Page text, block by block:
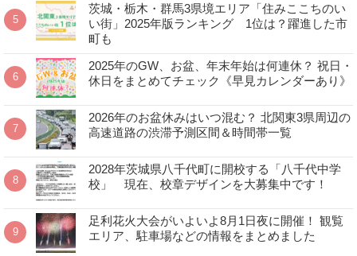
茨城・栃木・群馬3県境エリア「住みここちのい
い街」2025年版ランキング 1位は？躍進した市
町も
2025年のGW、お盆、年末年始は何連休？ 祝日・
休日をまとめてチェック《早見カレンダーあり》
2026年のお盆休みはいつ混む？ 北関東3県周辺の
高速道路の渋滞予測区間＆時間帯一覧
2028年茨城県八千代町に開校する「八千代中学
校」 現在、校章デザインを大募集中です！
足利花火大会がいよいよ8月1日夜に開催！ 観覧
エリア、駐車場などの情報をまとめました